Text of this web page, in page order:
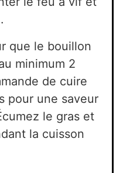
que le bouillon
minimum 2
de cuire
pour une saveur
le gras et
la cuisson